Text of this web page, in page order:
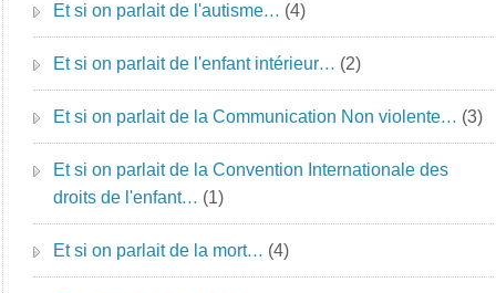
Et si on parlait de l'autisme… (4)
Et si on parlait de l'enfant intérieur… (2)
Et si on parlait de la Communication Non violente… (3)
Et si on parlait de la Convention Internationale des
droits de l'enfant… (1)
Et si on parlait de la mort… (4)